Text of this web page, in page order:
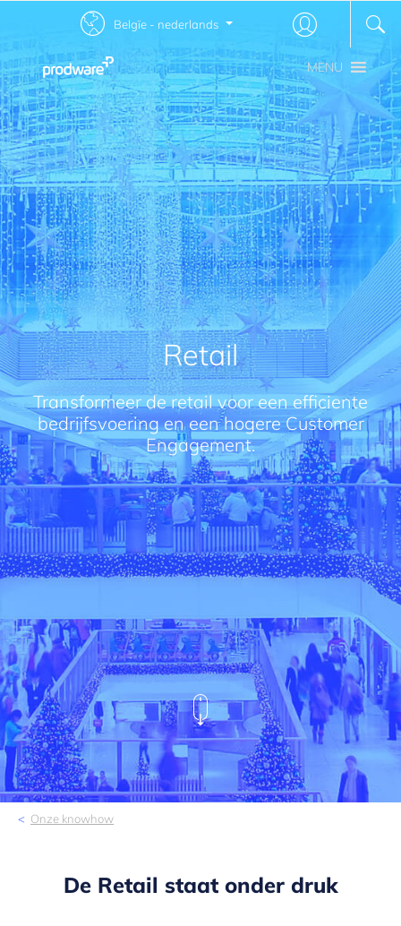
Belgïe - nederlands
MENU
Retail
Transformeer de retail voor een efficiente
bedrijfsvoering en een hogere Customer
Engagement.
Onze knowhow
De Retail staat onder druk